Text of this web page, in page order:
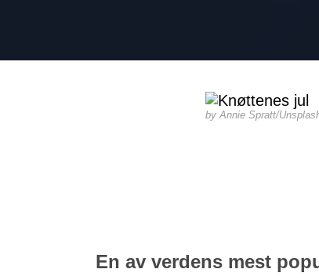
Annie Spratt/
En av verdens mest